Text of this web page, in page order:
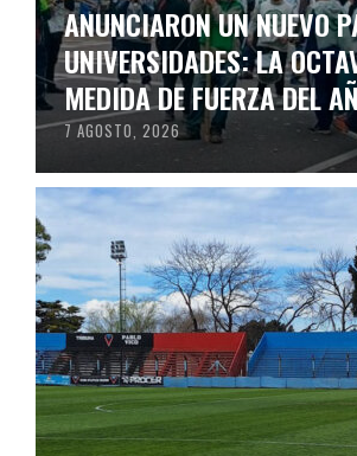
ANUNCIARON UN NUEVO
UNIVERSIDADES: LA
MEDIDA DE FUERZA DEL
7 AGOSTO, 2026